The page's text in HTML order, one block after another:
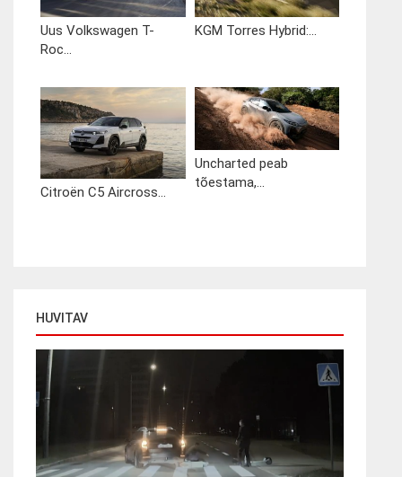
Uus Volkswagen T-
Roc...
KGM Torres Hybrid:...
Citroën C5 Aircross...
Uncharted peab
tõestama,...
HUVITAV